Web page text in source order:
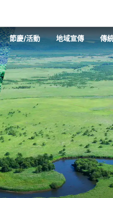
節慶/活動 地域宣傳 傳